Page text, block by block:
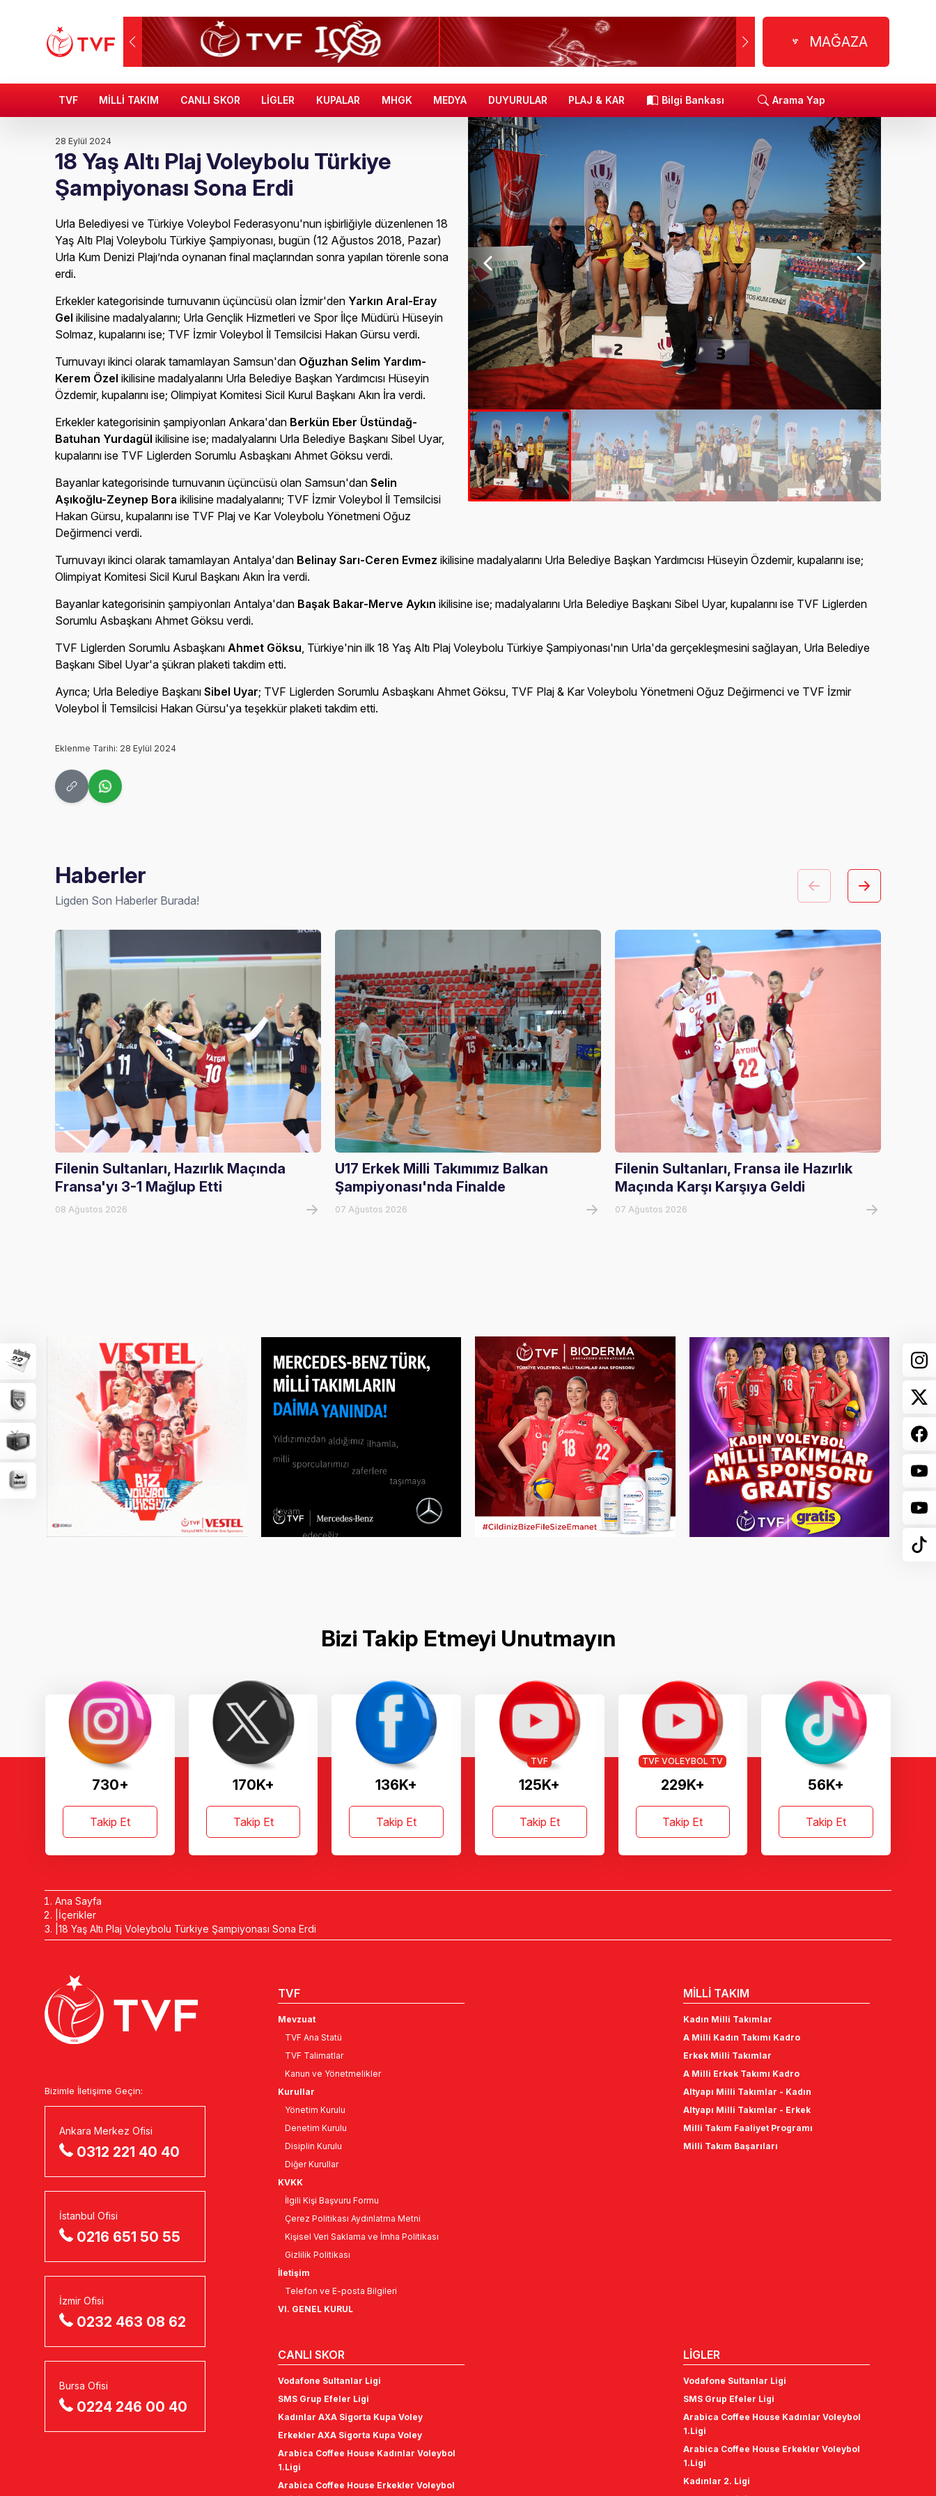
MAĞAZA
TVF MİLLİ TAKIM CANLI SKOR LİGLER KUPALAR MHGK MEDYA DUYURULAR PLAJ & KAR Bilgi Bankası Arama Yap
28 Eylül 2024
18 Yaş Altı Plaj Voleybolu Türkiye
Şampiyonası Sona Erdi
Urla Belediyesi ve Türkiye Voleybol Federasyonu'nun işbirliğiyle düzenlenen 18
Yaş Altı Plaj Voleybolu Türkiye Şampiyonası, bugün (12 Ağustos 2018, Pazar)
Urla Kum Denizi Plajı’nda oynanan final maçlarından sonra yapılan törenle sona
erdi.
Erkekler kategorisinde turnuvanın üçüncüsü olan İzmir'den Yarkın Aral-Eray
Gel ikilisine madalyalarını; Urla Gençlik Hizmetleri ve Spor İlçe Müdürü Hüseyin
Solmaz, kupalarını ise; TVF İzmir Voleybol İl Temsilcisi Hakan Gürsu verdi.
Turnuvayı ikinci olarak tamamlayan Samsun'dan Oğuzhan Selim Yardım-
Kerem Özel ikilisine madalyalarını Urla Belediye Başkan Yardımcısı Hüseyin
Özdemir, kupalarını ise; Olimpiyat Komitesi Sicil Kurul Başkanı Akın İra verdi.
Erkekler kategorisinin şampiyonları Ankara'dan Berkün Eber Üstündağ-
Batuhan Yurdagül ikilisine ise; madalyalarını Urla Belediye Başkanı Sibel Uyar,
kupalarını ise TVF Liglerden Sorumlu Asbaşkanı Ahmet Göksu verdi.
Bayanlar kategorisinde turnuvanın üçüncüsü olan Samsun'danSelin
Aşıkoğlu-Zeynep Bora ikilisine madalyalarını; TVF İzmir Voleybol İl Temsilcisi
Hakan Gürsu, kupalarını ise TVF Plaj ve Kar Voleybolu Yönetmeni Oğuz
Değirmenci verdi.
Turnuvayı ikinci olarak tamamlayan Antalya'dan Belinay Sarı-Ceren Evmez ikilisine madalyalarını Urla Belediye Başkan Yardımcısı Hüseyin Özdemir, kupalarını ise;
Olimpiyat Komitesi Sicil Kurul Başkanı Akın İra verdi.
Bayanlar kategorisinin şampiyonları Antalya'dan Başak Bakar-Merve Aykın ikilisine ise; madalyalarını Urla Belediye Başkanı Sibel Uyar, kupalarını ise TVF Liglerden
Sorumlu Asbaşkanı Ahmet Göksu verdi.
TVF Liglerden Sorumlu AsbaşkanıAhmet Göksu, Türkiye'nin ilk 18 Yaş Altı Plaj Voleybolu Türkiye Şampiyonası'nın Urla'da gerçekleşmesini sağlayan, Urla Belediye
Başkanı Sibel Uyar'a şükran plaketi takdim etti.
Ayrıca; Urla Belediye BaşkanıSibel Uyar; TVF Liglerden Sorumlu Asbaşkanı Ahmet Göksu, TVF Plaj & Kar Voleybolu Yönetmeni Oğuz Değirmenci ve TVF İzmir
Voleybol İl Temsilcisi Hakan Gürsu'ya teşekkür plaketi takdim etti.
Eklenme Tarihi: 28 Eylül 2024
Haberler
Ligden Son Haberler Burada!
Filenin Sultanları, Hazırlık Maçında
Fransa'yı 3-1 Mağlup Etti
08 Ağustos 2026
U17 Erkek Milli Takımımız Balkan
Şampiyonası'nda Finalde
07 Ağustos 2026
Filenin Sultanları, Fransa ile Hazırlık
Maçında Karşı Karşıya Geldi
07 Ağustos 2026
Bizi Takip Etmeyi Unutmayın
730+
Takip Et
170K+
Takip Et
136K+
Takip Et
125K+
TVF
Takip Et
229K+
TVF VOLEYBOL TV
Takip Et
56K+
Takip Et
Ana Sayfa
İçerikler
18 Yaş Altı Plaj Voleybolu Türkiye Şampiyonası Sona Erdi
Bizimle İletişime Geçin:
Ankara Merkez Ofisi
0312 221 40 40
İstanbul Ofisi
0216 651 50 55
İzmir Ofisi
0232 463 08 62
Bursa Ofisi
0224 246 00 40
TVF
Mevzuat
TVF Ana Statü
TVF Talimatlar
Kanun ve Yönetmelikler
Kurullar
Yönetim Kurulu
Denetim Kurulu
Disiplin Kurulu
Diğer Kurullar
KVKK
İlgili Kişi Başvuru Formu
Çerez Politikası Aydınlatma Metni
Kişisel Veri Saklama ve İmha Politikası
Gizlilik Politikası
İletişim
Telefon ve E-posta Bilgileri
VI. GENEL KURUL
MİLLİ TAKIM
Kadın Milli Takımlar
A Milli Kadın Takımı Kadro
Erkek Milli Takımlar
A Milli Erkek Takımı Kadro
Altyapı Milli Takımlar - Kadın
Altyapı Milli Takımlar - Erkek
Milli Takım Faaliyet Programı
Milli Takım Başarıları
CANLI SKOR
Vodafone Sultanlar Ligi
SMS Grup Efeler Ligi
Kadınlar AXA Sigorta Kupa Voley
Erkekler AXA Sigorta Kupa Voley
Arabica Coffee House Kadınlar Voleybol
1.Ligi
Arabica Coffee House Erkekler Voleybol
LİGLER
Vodafone Sultanlar Ligi
SMS Grup Efeler Ligi
Arabica Coffee House Kadınlar Voleybol
1.Ligi
Arabica Coffee House Erkekler Voleybol
1.Ligi
Kadınlar 2. Ligi